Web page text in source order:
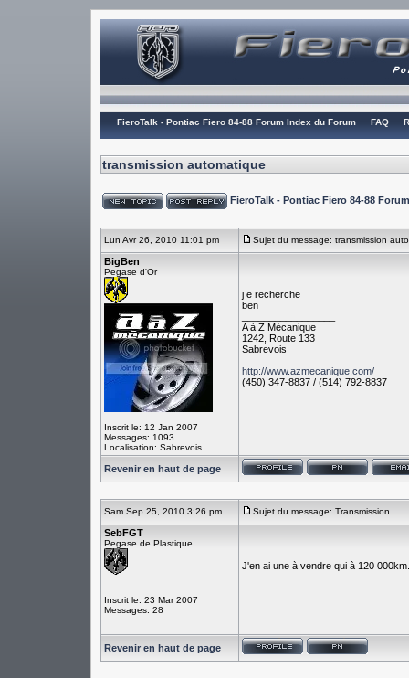
FieroTalk - Pontiac Fiero 84-88 Forum Index du Forum FAQ
transmission automatique
FieroTalk - Pontiac Fiero 84-88
Lun Avr 26, 2010 11:01 pm Sujet du message: transmission
BigBen
Pegase d'Or
Inscrit le: 12 Jan 2007
Messages: 1093
Localisation: Sabrevois
j e recherche
ben
A à Z Mécanique
1242, Route 133
Sabrevois
http://www.azmecanique.com/
(450) 347-8837 / (514) 792-8837
Revenir en haut de page
Sam Sep 25, 2010 3:26 pm Sujet du message: Transmission
SebFGT
Pegase de Plastique
Inscrit le: 23 Mar 2007
Messages: 28
J'en ai une à vendre qui à 120
Revenir en haut de page